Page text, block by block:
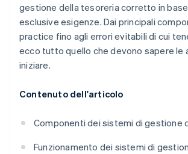
gestione della tesoreria corretto in
esclusive esigenze. Dai principali
practice fino agli errori evitabili di cui
ecco tutto quello che devono sapere le
iniziare.
Contenuto dell'articolo
Componenti dei sistemi di gestione
Funzionamento dei sistemi di